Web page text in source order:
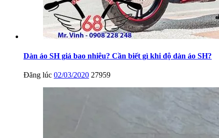
Dàn áo SH giá bao nhiêu? Cần biết gì khi độ dàn áo SH?
Đăng lúc 02/03/2020 27959